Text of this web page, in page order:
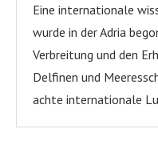
Eine internationale
wurde in der Adria
Verbreitung und den
Delfinen und
achte internationale